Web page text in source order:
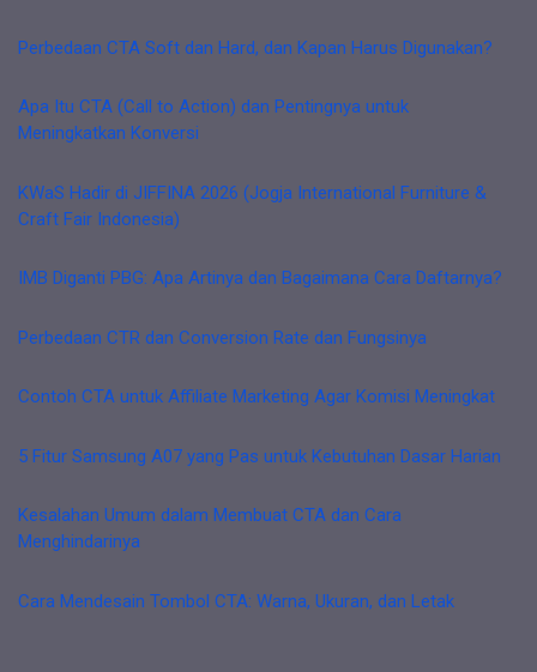
Perbedaan CTA Soft dan Hard, dan Kapan Harus Digunakan?
Apa Itu CTA (Call to Action) dan Pentingnya untuk
Meningkatkan Konversi
KWaS Hadir di JIFFINA 2026 (Jogja International Furniture &
Craft Fair Indonesia)
IMB Diganti PBG: Apa Artinya dan Bagaimana Cara Daftarnya?
Perbedaan CTR dan Conversion Rate dan Fungsinya
Contoh CTA untuk Affiliate Marketing Agar Komisi Meningkat
5 Fitur Samsung A07 yang Pas untuk Kebutuhan Dasar Harian
Kesalahan Umum dalam Membuat CTA dan Cara
Menghindarinya
Cara Mendesain Tombol CTA: Warna, Ukuran, dan Letak